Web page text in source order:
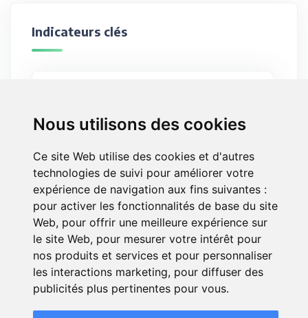
Nous utilisons des cookies
Ce site Web utilise des cookies et d'autres
technologies de suivi pour améliorer votre
expérience de navigation aux fins suivantes :
pour activer les fonctionnalités de base du site
Web, pour offrir une meilleure expérience sur
le site Web, pour mesurer votre intérêt pour
nos produits et services et pour personnaliser
les interactions marketing, pour diffuser des
publicités plus pertinentes pour vous.
Indicateurs clés
Entre 1 000 et 1 999 salariés
A propos de MNT
Créée en 1964, la MNT (Mutuelle Nationale